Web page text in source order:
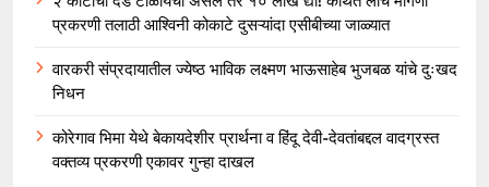
प्रकरणी तलाठी आश्विनी कोकाटे दुसऱ्यांदा एसीबीच्या जाळ्यात
वारकरी संप्रदायातील ज्येष्ठ भाविक लक्ष्मण भाऊसाहेब भुजबळ यांचे दुःखद
निधन
कोरेगाव भिमा येथे बेकायदेशीर प्रार्थना व हिंदू देवी-देवतांबद्दल वादग्रस्त
वक्तव्य प्रकरणी एकावर गुन्हा दाखल